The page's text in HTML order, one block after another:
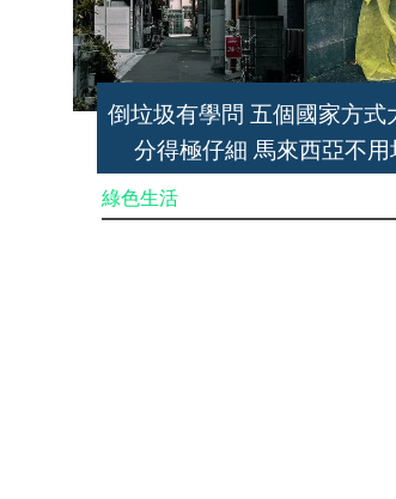
倒垃圾有學問 五個國家方式
分得極仔細 馬來西亞不用
綠色生活